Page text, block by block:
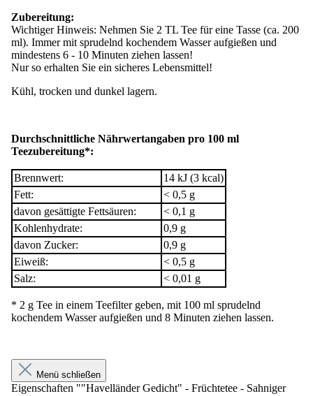
Zubereitung:
Wichtiger Hinweis: Nehmen Sie 2 TL Tee für eine Tasse (ca. 200
ml). Immer mit sprudelnd kochendem Wasser aufgießen und
mindestens 6 - 10 Minuten ziehen lassen!
Nur so erhalten Sie ein sicheres Lebensmittel!
Kühl, trocken und dunkel lagern.
Durchschnittliche Nährwertangaben pro 100 ml
Teezubereitung*:
Brennwert:
14 kJ (3 kcal)
Fett:
< 0,5 g
davon gesättigte Fettsäuren:
< 0,1 g
Kohlenhydrate:
0,9 g
davon Zucker:
0,9 g
Eiweiß:
< 0,5 g
Salz:
< 0,01 g
* 2 g Tee in einem Teefilter geben, mit 100 ml sprudelnd
kochendem Wasser aufgießen und 8 Minuten ziehen lassen.
Menü schließen
Eigenschaften ""Havelländer Gedicht" - Früchtetee - Sahniger